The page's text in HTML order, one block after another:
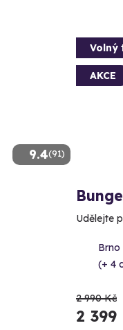
9.4(91)
Volný
AKCE
Udělejte
Brno
(+ 4
2 990 Kč
2 399